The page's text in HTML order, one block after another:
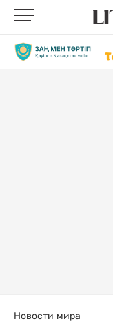
Новости мира